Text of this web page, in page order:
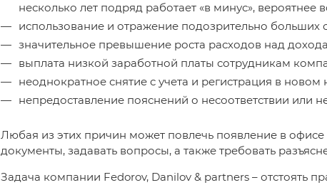
несколько лет подряд работает «в минус»,
использование и отражение подозрительно больших
значительное превышение роста расходов над
выплата низкой заработной платы сотрудникам
неоднократное снятие с учета и регистрация в
непредоставление пояснений о несоответствии или
Любая из этих причин может повлечь появление в
документы, задавать вопросы, а также требовать
Задача компании Fedorov, Danilov & partners – отстоять